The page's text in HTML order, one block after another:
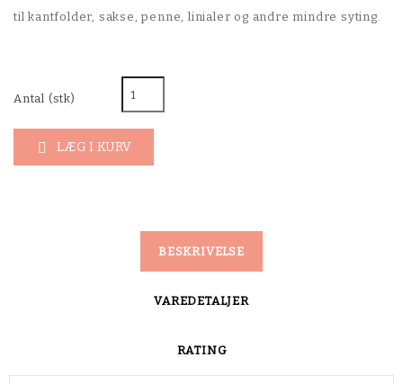
til kantfolder, sakse, penne, linialer og andre mindre syting.
Antal (stk)
 LÆG I KURV
BESKRIVELSE
VAREDETALJER
RATING